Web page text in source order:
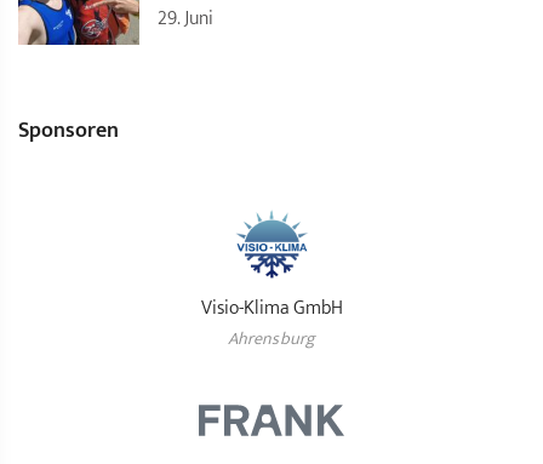
29.Juni
Sponsoren
Visio-Klima GmbH
Ahrensburg